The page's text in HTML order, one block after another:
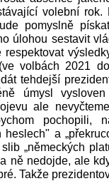
volební
pomyslně
úlohou sestavit
respektovat
volbách 2021
tehdejší
úmysl
ale
pochopili,
heslech" a
„německých
ně nedojde, ale
Takže